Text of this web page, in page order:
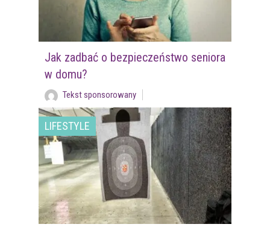
Jak zadbać o bezpieczeństwo seniora
w domu?
Tekst sponsorowany
LIFESTYLE